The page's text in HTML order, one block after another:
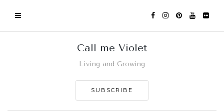
Call me Violet
Living and Growing
SUBSCRIBE